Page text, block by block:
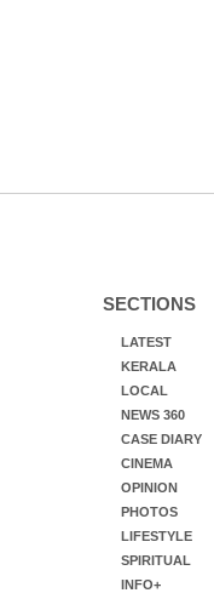
SECTIONS
LATEST
KERALA
LOCAL
NEWS 360
CASE DIARY
CINEMA
OPINION
PHOTOS
LIFESTYLE
SPIRITUAL
INFO+